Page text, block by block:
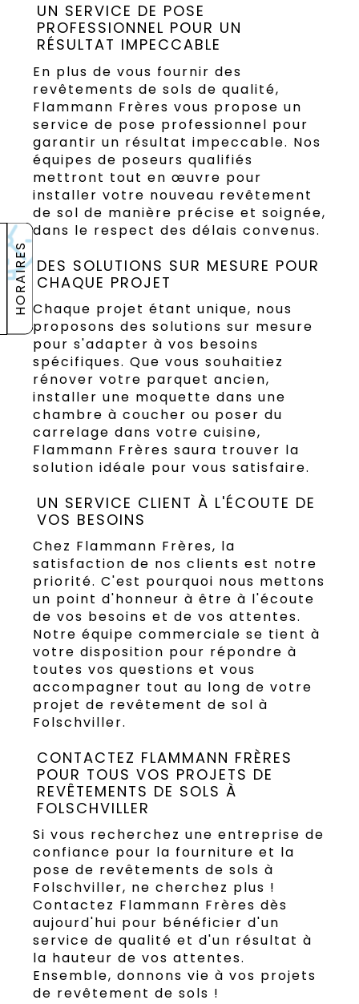
HORAIRES
UN SERVICE DE POSE
PROFESSIONNEL POUR UN
RÉSULTAT IMPECCABLE
En plus de vous fournir des
revêtements de sols de qualité,
Flammann Frères vous propose un
service de pose professionnel pour
garantir un résultat impeccable. Nos
équipes de poseurs qualifiés
mettront tout en œuvre pour
installer votre nouveau revêtement
de sol de manière précise et soignée,
dans le respect des délais convenus.
DES SOLUTIONS SUR MESURE POUR
CHAQUE PROJET
Chaque projet étant unique, nous
proposons des solutions sur mesure
pour s'adapter à vos besoins
spécifiques. Que vous souhaitiez
rénover votre parquet ancien,
installer une moquette dans une
chambre à coucher ou poser du
carrelage dans votre cuisine,
Flammann Frères saura trouver la
solution idéale pour vous satisfaire.
UN SERVICE CLIENT À L'ÉCOUTE DE
VOS BESOINS
Chez Flammann Frères, la
satisfaction de nos clients est notre
priorité. C'est pourquoi nous mettons
un point d'honneur à être à l'écoute
de vos besoins et de vos attentes.
Notre équipe commerciale se tient à
votre disposition pour répondre à
toutes vos questions et vous
accompagner tout au long de votre
projet de revêtement de sol à
Folschviller.
CONTACTEZ FLAMMANN FRÈRES
POUR TOUS VOS PROJETS DE
REVÊTEMENTS DE SOLS À
FOLSCHVILLER
Si vous recherchez une entreprise de
confiance pour la fourniture et la
pose de revêtements de sols à
Folschviller, ne cherchez plus !
Contactez Flammann Frères dès
aujourd'hui pour bénéficier d'un
service de qualité et d'un résultat à
la hauteur de vos attentes.
Ensemble, donnons vie à vos projets
de revêtement de sols !